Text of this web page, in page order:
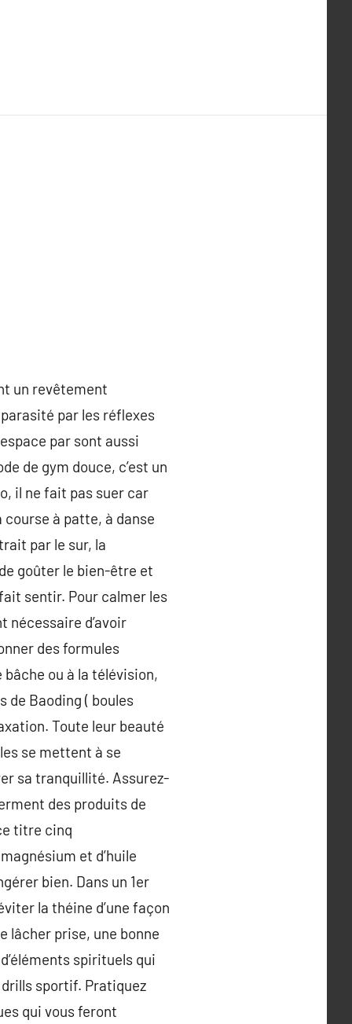
un revêtement
par les réflexes
par sont aussi
de gym douce, c’est un
il ne fait pas suer car
course à patte, à danse
par le sur, la
goûter le bien-être et
sentir. Pour calmer les
nécessaire d’avoir
des formules
ou à la télévision,
de Baoding ( boules
Toute leur beauté
se mettent à se
sa tranquillité. Assurez-
des produits de
titre cinq
et d’huile
bien. Dans un 1er
la théine d’une façon
lâcher prise, une bonne
spirituels qui
sportif. Pratiquez
qui vous feront